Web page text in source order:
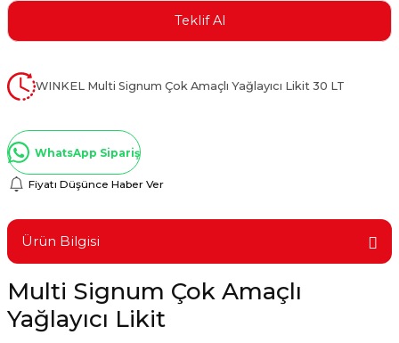
Kaplamalar
Teklif Al
WINKEL Multi Signum Çok Amaçlı Yağlayıcı Likit 30 LT
WhatsApp Sipariş
Fiyatı Düşünce Haber Ver
Ürün Bilgisi
Multi Signum Çok Amaçlı
Yağlayıcı Likit